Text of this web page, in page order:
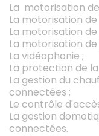
La motorisation
La motorisation
La motorisation
La motorisation
La vidéophonie ;
La protection de
La gestion du
connectées ;
Le contrôle
La gestion
connectées.